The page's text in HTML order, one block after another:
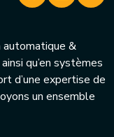
automatique &
qu’en systèmes
d’une expertise de
un ensemble